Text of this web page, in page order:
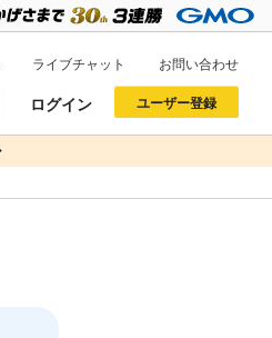
ライブチャット お問い合わせ
ログイン ユーザー登録